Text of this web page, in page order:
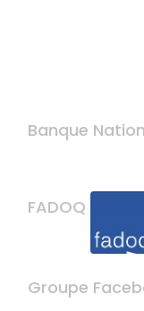
Banque
FADOQ
Groupe